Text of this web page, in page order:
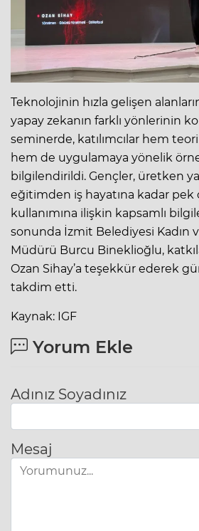
Teknolojinin hızla gelişen
yapay zekanın farklı yönlerinin
seminerde, katılımcılar hem
hem de uygulamaya yönelik
bilgilendirildi. Gençler, üretken
eğitimden iş hayatına kadar pek
kullanımına ilişkin kapsamlı
sonunda İzmit Belediyesi Kadın
Müdürü Burcu Bineklioğlu,
Ozan Sihay’a teşekkür ederek
takdim etti.
Kaynak: IGF
Yorum Ekle
Adınız Soyadınız
Mesaj